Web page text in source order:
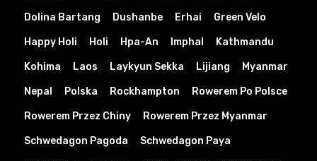
Dolina Bartang Dushanbe Erhai Green Velo
Happy Holi Holi Hpa-An Imphal Kathmandu
Kohima Laos Laykyun Sekka Lijiang Myanmar
Nepal Polska Rockhampton Rowerem Po Polsce
Rowerem Przez Chiny Rowerem Przez Myanmar
Schwedagon Pagoda Schwedagon Paya